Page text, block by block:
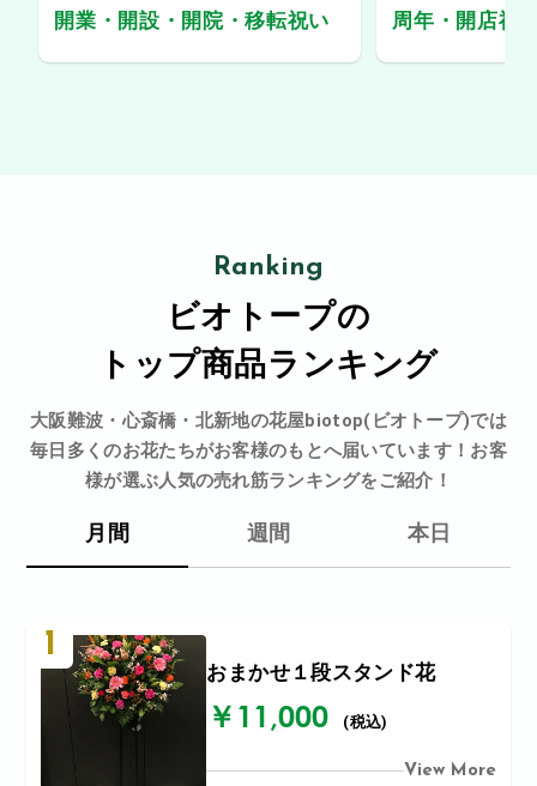
開業・開設・開院・移転祝い 周年・開店祝
Ranking
ビオトープの
トップ商品ランキング
大阪難波・心斎橋・北新地の花屋biotop(ビオトープ)では
毎日多くのお花たちがお客様のもとへ届いています！お客
様が選ぶ人気の売れ筋ランキングをご紹介！
月間 週間 本日
1
おまかせ１段スタンド花
￥11,000 (税込)
View More